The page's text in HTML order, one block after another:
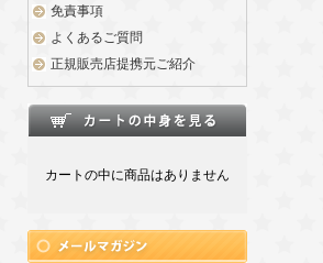
免責事項
よくあるご質問
正規販売店提携元ご紹介
カートの中に商品はありません